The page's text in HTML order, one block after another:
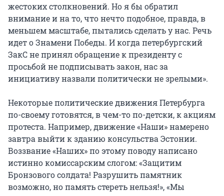
жестоких столкновений. Но я бы обратил
внимание и на то, что нечто подобное, правда, в
меньшем масштабе, пытались сделать у нас. Речь
идет о Знамени Победы. И когда петербургский
ЗакС не принял обращение к президенту с
просьбой не подписывать закон, нас за
инициативу назвали политически не зрелыми».
Некоторые политические движения Петербурга
по-своему готовятся, в чем-то по-детски, к акциям
протеста. Например, движение «Наши» намерено
завтра выйти к зданию консульства Эстонии.
Воззвание «Наших» по этому поводу написано
истинно комиссарским слогом: «Защитим
Бронзового солдата! Разрушить памятник
возможно, но память стереть нельзя!», «Мы